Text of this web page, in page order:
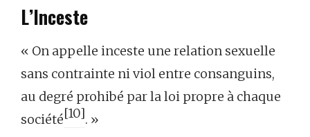
L’Inceste
« On appelle inceste une relation sexuelle
sans contrainte ni viol entre consanguins,
au degré prohibé par la loi propre à chaque
société[10]. »